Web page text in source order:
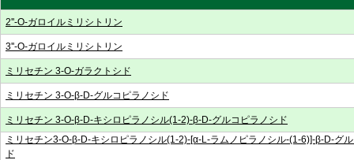
2''-O-ガロイルミリシトリン
3''-O-ガロイルミリシトリン
ミリセチン 3-O-ガラクトシド
ミリセチン 3-O-β-D-グルコピラノシド
ミリセチン 3-O-β-D-キシロピラノシル(1-2)-β-D-グルコピラノシド
ミリセチン3-O-β-D-キシロピラノシル(1-2)-[α-L-ラムノピラノシル-(1-6)]-β-D-グ
ド